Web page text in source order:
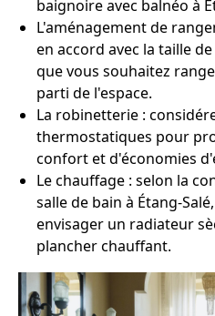
baignoire avec balnéo à
L'aménagement de
en accord avec la taille
que vous souhaitez
parti de l'espace.
La robinetterie :
thermostatiques pour
confort et d'économies
Le chauffage : selon la
salle de bain à Étang-
envisager un radiateur
plancher chauffant.